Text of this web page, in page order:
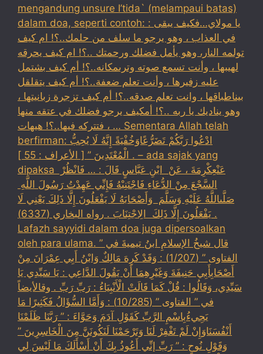
mengandung unsure I’tida` (melampaui batas)
dalam doa, seperti contoh: : يا مولاي…فكيف يبقى
في العذاب ، وهو يرجو ما سلف من حلمك..؟! ام كيف
تولمه النار، وهو يأمل فضلك ورحمتك ..؟! ام كيف يحرقه
لهيبها ، وأنت تسمع صوته وترىمكانه..؟! أم كيف بشتمل
عليه زفيرها ، وأنت تعلم ضعفة..؟! أم كيف يتقلقل
بيناطباقها ، وانت تعلم صدقه..؟! أم كيف تزجرة زبانيتها ،
وهو يناديك يا ربه ..؟! أمكيف يرجو فضلك في عتقه منها
، فتتركه فيها..؟! هيهات … Sementara Allah telah
berfirman: ادْعُوا رَبَّكُمْ تَضَرُّعًاوَخُفْيَةً إِنَّهُ لَا يُحِبُّ
الْمُعْتَدِينَ ” [ الأعراف : 55 ] . – ada sajak yang
dipaksa ‏عَنْ‏‏عِكْرِمَةَ ‏، ‏عَنْ ‏ ‏ابْنِ عَبَّاسٍ ‏‏قَالَ : … فَانْظُرْ ‏‏
السَّجْعَ ‏‏مِنْ الدُّعَاءِ فَاجْتَنِبْهُ فَإِنِّي عَهِدْتُ رَسُولَ اللَّهِ ‏
‏صَلَّىاللَّهُ عَلَيْهِ وَسَلَّمَ ‏ ‏وَأَصْحَابَهُ لَا يَفْعَلُونَ إِلَّا ذَلِكَ ‏‏يَعْنِي لَا
يَفْعَلُونَ إِلَّا ذَلِكَ ‏ ‏الِاجْتِنَابَ . رواه البخاري (6337) .
Lafazh sayyidi dalam doa juga dipersoalkan
oleh para ulama. قال شيخُ الإسلامِ ابنُ تيميةَ في ”
الفتاوى ” (1/207) : وَقَدْ كَرِهَ مَالِكٌ وَابْنُ أَبِي عِمْرَانَ مِنْ
أَصْحَابِأَبِي حَنِيفَةَ وَغَيْرِهِمَا أَنْ يَقُولَ الدَّاعِي : يَا سَيِّدِي يَا
سَيِّدِي، وَقَالُوا : قُلْ كَمَا قَالَتْ الْأَنْبِيَاءُ : رَبِّ رَبِّ . وقالأيضاً
في ” الفتاوى ” (10/285) : وَأَمَّا السُّؤَالُ فَكَثِيرًا مَا
يَجِيءُبِاسْمِ الرَّبِّ كَقَوْلِ آدَمَ وَحَوَّاءَ : ” رَبَّنَا ظَلَمْنَا
أَنْفُسَنَاوَإِنْ لَمْ تَغْفِرْ لَنَا وَتَرْحَمْنَا لَنَكُونَنَّ مِنَ الْخَاسِرِينَ ”
وَقَوْلِ نُوحٍ : ” رَبِّ إنِّي أَعُوذُ بِكَ أَنْ أَسْأَلَكَ مَا لَيْسَ لِي